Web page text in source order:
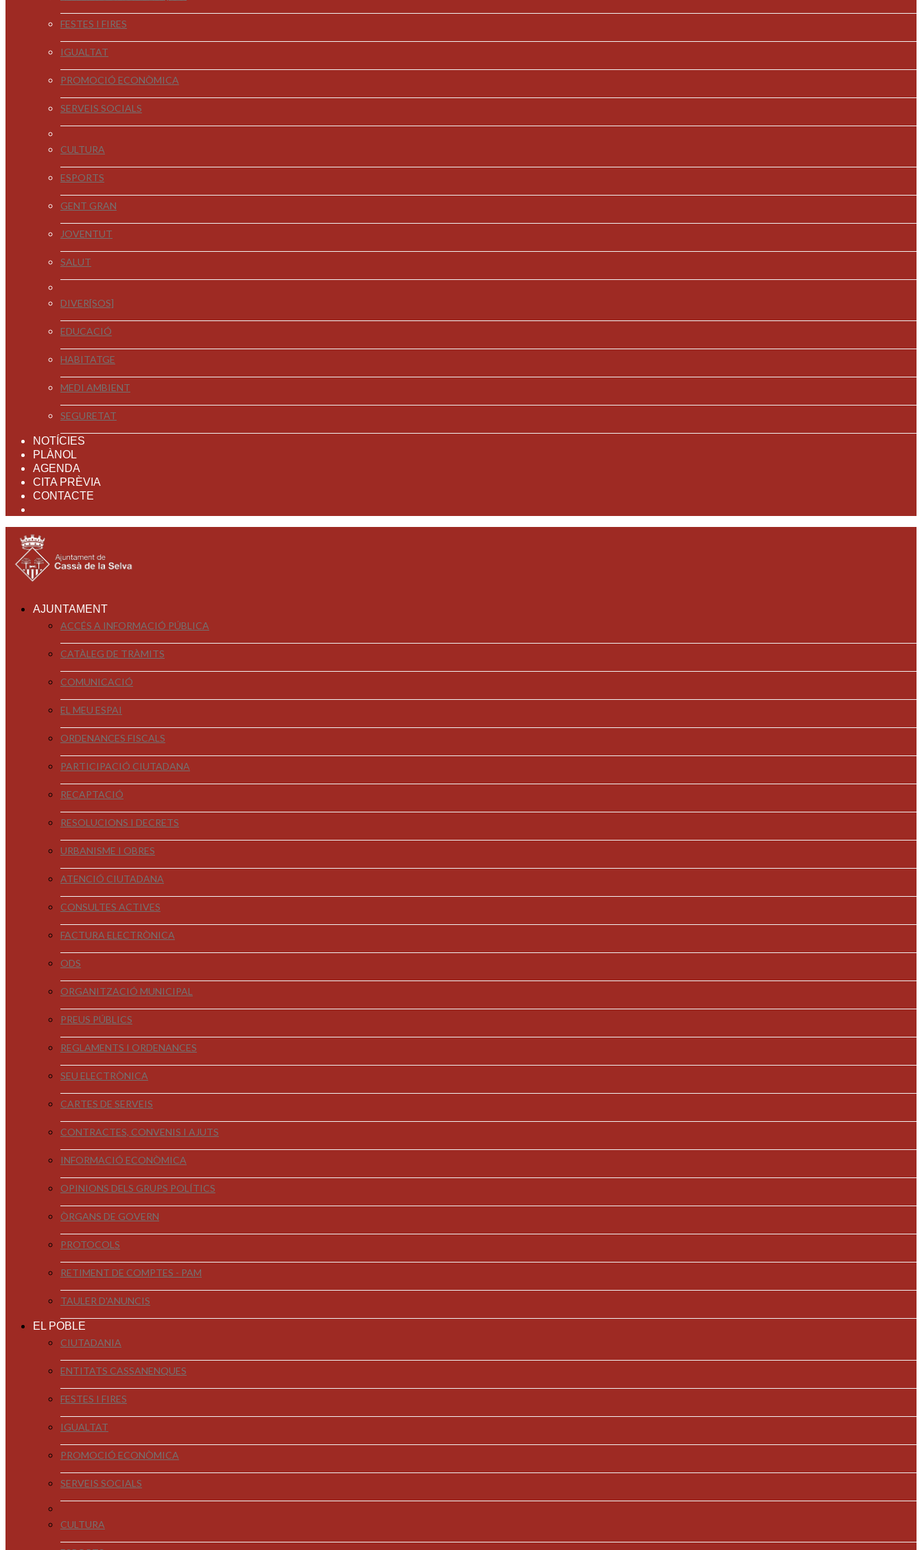
FESTES I FIRES
IGUALTAT
PROMOCIÓ ECONÒMICA
SERVEIS SOCIALS
CULTURA
ESPORTS
GENT GRAN
JOVENTUT
SALUT
DIVER[SOS]
EDUCACIÓ
HABITATGE
MEDI AMBIENT
SEGURETAT
NOTÍCIES
PLÀNOL
AGENDA
CITA PRÈVIA
CONTACTE
AJUNTAMENT
ACCÉS A INFORMACIÓ PÚBLICA
CATÀLEG DE TRÀMITS
COMUNICACIÓ
EL MEU ESPAI
ORDENANCES FISCALS
PARTICIPACIÓ CIUTADANA
RECAPTACIÓ
RESOLUCIONS I DECRETS
URBANISME I OBRES
ATENCIÓ CIUTADANA
CONSULTES ACTIVES
FACTURA ELECTRÒNICA
ODS
ORGANITZACIÓ MUNICIPAL
PREUS PÚBLICS
REGLAMENTS I ORDENANCES
SEU ELECTRÒNICA
CARTES DE SERVEIS
CONTRACTES, CONVENIS I AJUTS
INFORMACIÓ ECONÒMICA
OPINIONS DELS GRUPS POLÍTICS
ÒRGANS DE GOVERN
PROTOCOLS
RETIMENT DE COMPTES - PAM
TAULER D'ANUNCIS
EL POBLE
CIUTADANIA
ENTITATS CASSANENQUES
FESTES I FIRES
IGUALTAT
PROMOCIÓ ECONÒMICA
SERVEIS SOCIALS
CULTURA